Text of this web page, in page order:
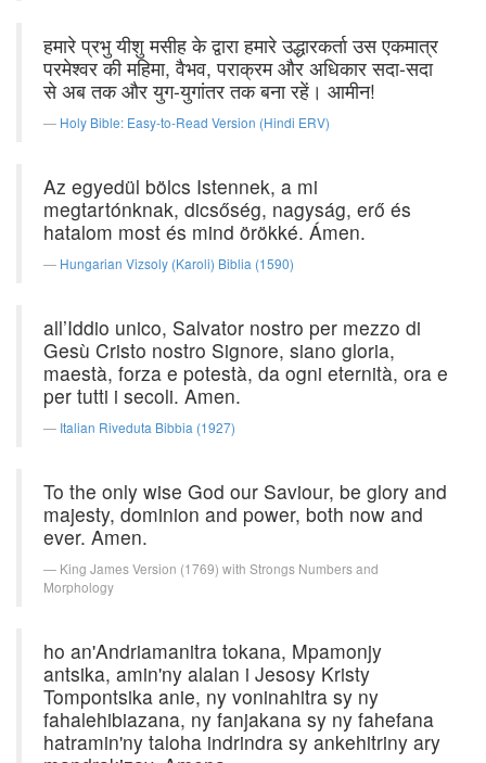
हमारे प्रभु यीशु मसीह के द्वारा हमारे उद्धारकर्ता उस एकमात्र
परमेश्वर की महिमा, वैभव, पराक्रम और अधिकार सदा-सदा
से अब तक और युग-युगांतर तक बना रहें। आमीन!
Holy Bible: Easy-to-Read Version (Hindi ERV)
Az egyedül bölcs Istennek, a mi
megtartónknak, dicsőség, nagyság, erő és
hatalom most és mind örökké. Ámen.
Hungarian Vizsoly (Karoli) Biblia (1590)
all’Iddio unico, Salvator nostro per mezzo di
Gesù Cristo nostro Signore, siano gloria,
maestà, forza e potestà, da ogni eternità, ora e
per tutti i secoli. Amen.
Italian Riveduta Bibbia (1927)
To the only wise God our Saviour, be glory and
majesty, dominion and power, both now and
ever. Amen.
King James Version (1769) with Strongs Numbers and
Morphology
ho an'Andriamanitra tokana, Mpamonjy
antsika, amin'ny alalan i Jesosy Kristy
Tompontsika anie, ny voninahitra sy ny
fahalehibiazana, ny fanjakana sy ny fahefana
hatramin'ny taloha indrindra sy ankehitriny ary